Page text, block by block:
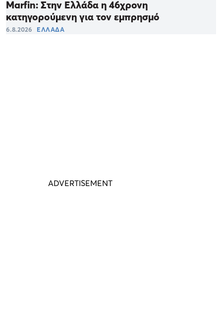
Marfin: Στην Ελλάδα η 46χρονη
κατηγορούμενη για τον εμπρησμό
6.8.2026 ΕΛΛΑΔΑ